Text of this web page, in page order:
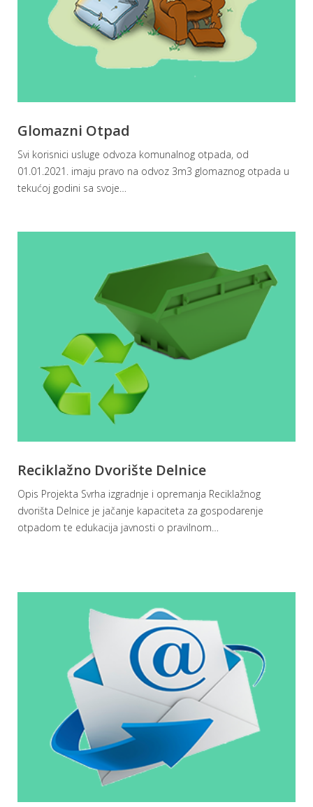
Glomazni Otpad
Svi korisnici usluge odvoza komunalnog otpada, od
01.01.2021. imaju pravo na odvoz 3m3 glomaznog otpada u
tekućoj godini sa svoje…
Reciklažno Dvorište Delnice
Opis Projekta Svrha izgradnje i opremanja Reciklažnog
dvorišta Delnice je jačanje kapaciteta za gospodarenje
otpadom te edukacija javnosti o pravilnom…